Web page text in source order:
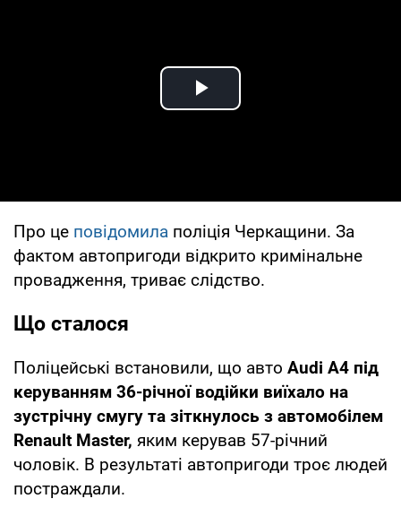
Play Video
Про це повідомила поліція Черкащини. За
фактом автопригоди відкрито кримінальне
провадження, триває слідство.
Що сталося
Поліцейські встановили, що авто Audi A4 під
керуванням 36-річної водійки виїхало на
зустрічну смугу та зіткнулось з автомобілем
Renault Master, яким керував 57-річний
чоловік. В результаті автопригоди троє людей
постраждали.